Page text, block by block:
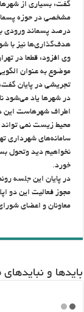
گفت: بسیاری از
درصد پسماند ورودی
هدف‌گذاری‌ها نیز با
وی افزود: قطعا در
موضوع به عنوان
تجریشی در پایان
در شهرها یاد می‌شود
اطراف شهرهاست این
محیط زیست نمی تواند
سامانه‌های شهرداری
نخواهیم دید وتحول
خورد.
در پایان این جلسه
مجوز فعالیت این دو
معاونان و اعضای
باید‌ها و